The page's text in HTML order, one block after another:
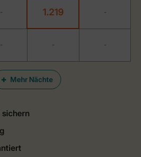
Mehr Nächte
- 1.219 -
- - -